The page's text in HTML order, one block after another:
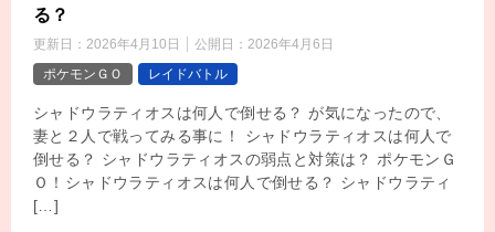
る？
更新日： 2026年4月10日 公開日： 2026年4月6日
ポケモンＧＯ
レイドバトル
シャドウラティオスは何人で倒せる？ が気になったので、
妻と２人で戦ってみる事に！ シャドウラティオスは何人で
倒せる？ シャドウラティオスの弱点と対策は？ ポケモンＧ
Ｏ！シャドウラティオスは何人で倒せる？ シャドウラティ
[…]